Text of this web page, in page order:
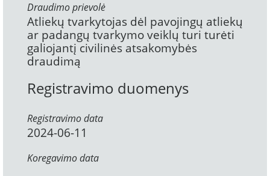
Draudimo prievolė
Atliekų tvarkytojas dėl pavojingų atliekų
ar padangų tvarkymo veiklų turi turėti
galiojantį civilinės atsakomybės
draudimą
Registravimo duomenys
Registravimo data
2024-06-11
Koregavimo data